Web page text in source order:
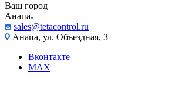
Ваш город
Анапа
sales@tetacontrol.ru
Анапа, ул. Объездная, 3
Вконтакте
MAX